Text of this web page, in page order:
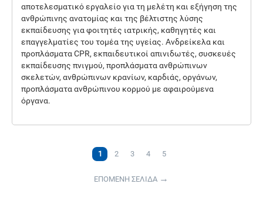
αποτελεσματικό εργαλείο για τη μελέτη και εξήγηση της
ανθρώπινης ανατομίας και της βέλτιστης λύσης
εκπαίδευσης για φοιτητές ιατρικής, καθηγητές και
επαγγελματίες του τομέα της υγείας. Ανδρείκελα και
προπλάσματα CPR, εκπαιδευτικοί απινιδωτές, συσκευές
εκπαίδευσης πνιγμού, προπλάσματα ανθρώπινων
σκελετών, ανθρώπινων κρανίων, καρδιάς, οργάνων,
προπλάσματα ανθρώπινου κορμού με αφαιρούμενα
όργανα.
1 2 3 4 5
ΕΠΟΜΕΝΗ ΣΕΛΙΔΑ